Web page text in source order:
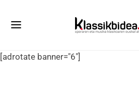
[adrotate banner="6"]